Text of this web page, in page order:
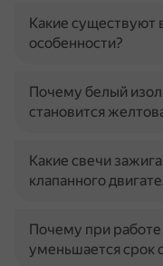
Какие существуют
особенности?
Почему белый
становится
Какие свечи
клапанного
Почему при работе
уменьшается срок